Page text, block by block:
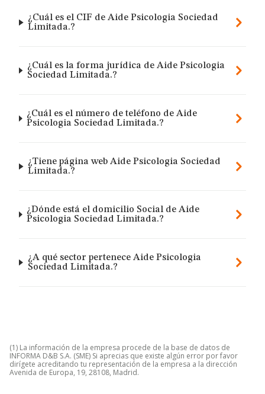
¿Cuál es el CIF de Aide Psicologia Sociedad
Limitada.?
¿Cuál es la forma jurídica de Aide Psicologia
Sociedad Limitada.?
¿Cuál es el número de teléfono de Aide
Psicologia Sociedad Limitada.?
¿Tiene página web Aide Psicologia Sociedad
Limitada.?
¿Dónde está el domicilio Social de Aide
Psicologia Sociedad Limitada.?
¿A qué sector pertenece Aide Psicologia
Sociedad Limitada.?
(1) La información de la empresa procede de la base de datos de
INFORMA D&B S.A. (SME) Si aprecias que existe algún error por favor
dirígete acreditando tu representación de la empresa a la dirección
Avenida de Europa, 19, 28108, Madrid.